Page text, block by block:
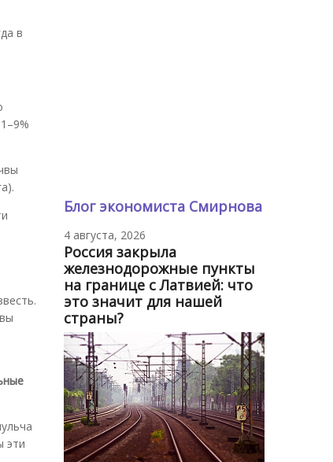
в
эти
Блог экономиста Смирнова
4 августа, 2026
Россия закрыла
железнодорожные пункты
на границе с Латвией: что
это значит для нашей
страны?